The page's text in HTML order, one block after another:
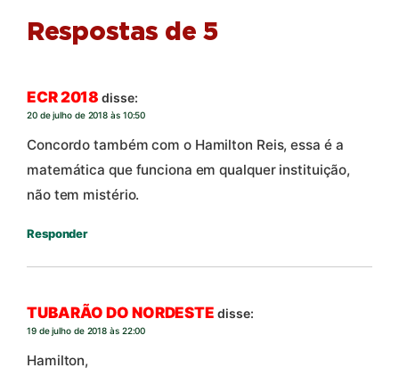
Respostas de 5
ECR 2018 disse:
20 de julho de 2018 às 10:50
Concordo também com o Hamilton Reis, essa é a
matemática que funciona em qualquer instituição,
não tem mistério.
Responder
TUBARÃO DO NORDESTE disse:
19 de julho de 2018 às 22:00
Hamilton,